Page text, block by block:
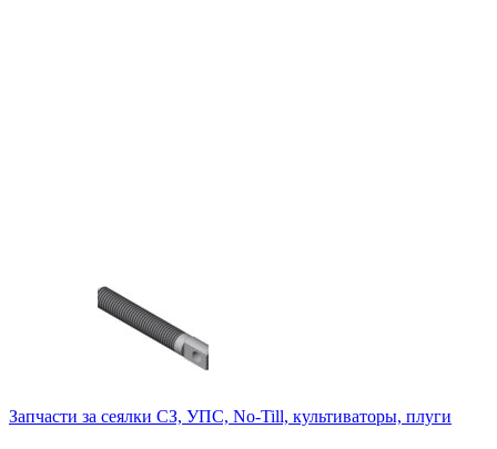
Запчасти за сеялки СЗ, УПС, No-Till, культиваторы, плуги